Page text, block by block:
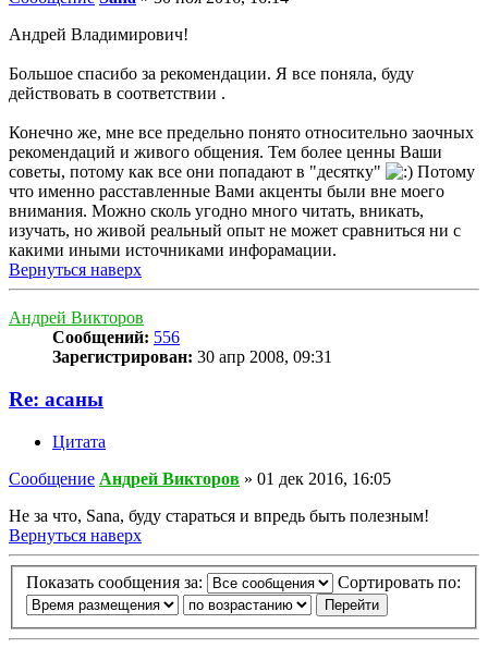
Андрей Владимирович!
Большое спасибо за рекомендации. Я все поняла, буду
действовать в соответствии .
Конечно же, мне все предельно понято относительно заочных
рекомендаций и живого общения. Тем более ценны Ваши
советы, потому как все они попадают в "десятку"
Потому
что именно расставленные Вами акценты были вне моего
внимания. Можно сколь угодно много читать, вникать,
изучать, но живой реальный опыт не может сравниться ни с
какими иными источниками инфорамации.
Вернуться наверх
Андрей Викторов
Сообщений: 556
Зарегистрирован: 30 апр 2008, 09:31
Re: асаны
Цитата
Сообщение Андрей Викторов » 01 дек 2016, 16:05
Не за что, Sana, буду стараться и впредь быть полезным!
Вернуться наверх
Показать сообщения за: Сортировать по: